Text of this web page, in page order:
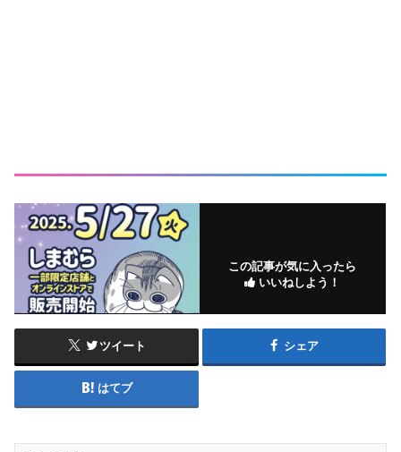
この記事が気に入ったら
いいねしよう！
ツイート シェア
はてブ